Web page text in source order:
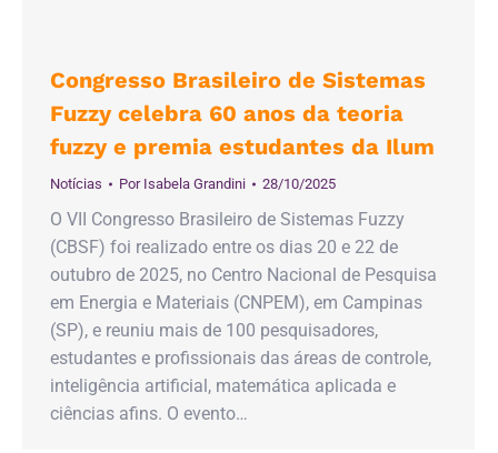
Congresso Brasileiro de Sistemas
Fuzzy celebra 60 anos da teoria
fuzzy e premia estudantes da Ilum
Notícias Por Isabela Grandini 28/10/2025
O VII Congresso Brasileiro de Sistemas Fuzzy
(CBSF) foi realizado entre os dias 20 e 22 de
outubro de 2025, no Centro Nacional de Pesquisa
em Energia e Materiais (CNPEM), em Campinas
(SP), e reuniu mais de 100 pesquisadores,
estudantes e profissionais das áreas de controle,
inteligência artificial, matemática aplicada e
ciências afins. O evento…